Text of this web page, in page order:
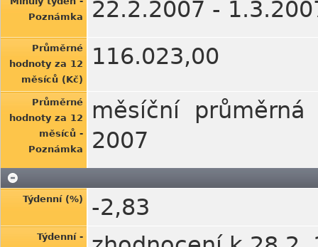
Poznámka
22.2.2007 -
Průměrné
hodnoty za 12
měsíců (Kč)
116.023,00
Průměrné
hodnoty za 12
měsíců -
Poznámka
měsíční
2007
Týdenní (%) -2,83
Týdenní -